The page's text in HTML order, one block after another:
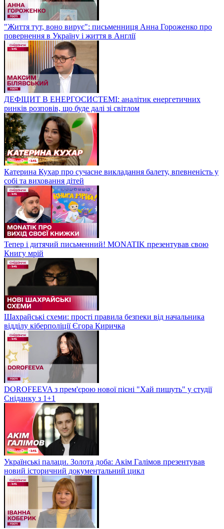
"Життя тут, воно вирує": письменниця Анна Гороженко про
повернення в Україну і життя в Англії
ДЕФІЦИТ В ЕНЕРГОСИСТЕМІ: аналітик енергетичних
ринків розповів, що буде далі зі світлом
Катерина Кухар про сучасне викладання балету, впевненість у
собі та виховання дітей
Тепер і дитячий письменний! MONATIK презентував свою
Книгу мрій
Шахрайські схеми: прості правила безпеки від начальника
відділу кіберполіції Єгора Киричка
DOROFEEVA з прем'єрою нової пісні "Хай пишуть" у студії
Сніданку з 1+1
Українські палаци. Золота доба: Акім Галімов презентував
новий історичний документальний цикл